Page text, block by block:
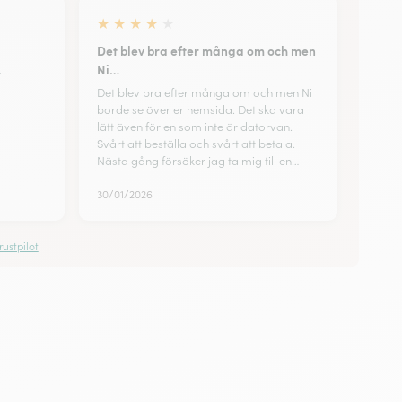
★ ★ ★ ★
Det blev bra efter många om och men
Ni…
Det blev bra efter många om och men Ni
borde se över er hemsida. Det ska vara
lätt även för en som inte är datorvan.
Svårt att beställa och svårt att betala.
Nästa gång försöker jag ta mig till en…
30/01/2026